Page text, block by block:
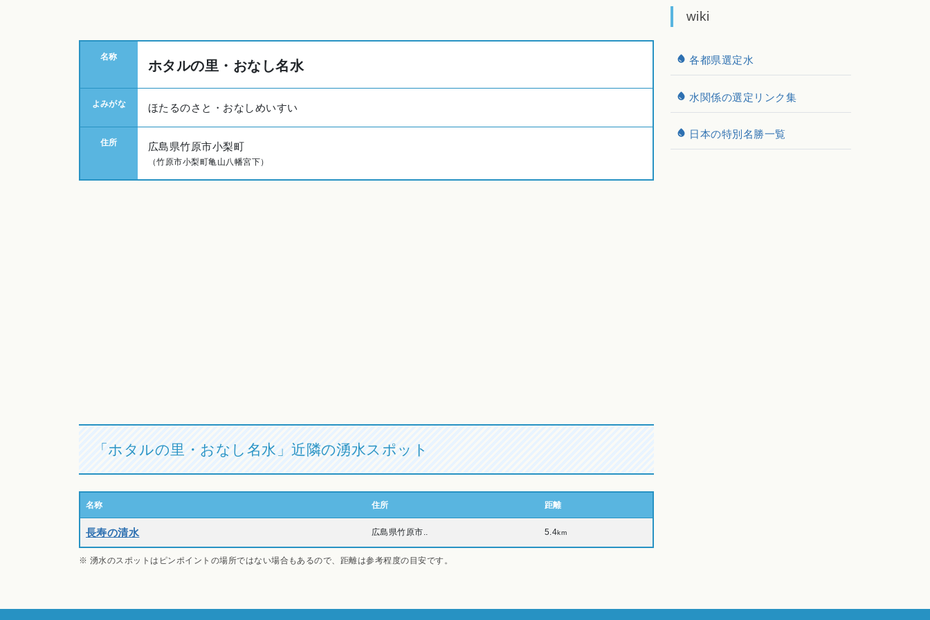
名称
ホタルの里・おなし名水
よみがな ほたるのさと・おなしめいすい
住所 広島県竹原市小梨町
（竹原市小梨町亀山八幡宮下）
「ホタルの里・おなし名水」近隣の湧水スポット
名称 住所 距離
長寿の清水 広島県竹原市.. 5.4km
※ 湧水のスポットはピンポイントの場所ではない場合もあるので、距離は参考程度の目安です。
wiki
各都県選定水
水関係の選定リンク集
日本の特別名勝一覧